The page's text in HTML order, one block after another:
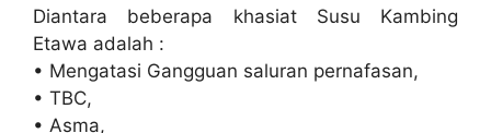
Diantara beberapa khasiat Susu Kambing
Etawa adalah :
• Mengatasi Gangguan saluran pernafasan,
• TBC,
• Asma,